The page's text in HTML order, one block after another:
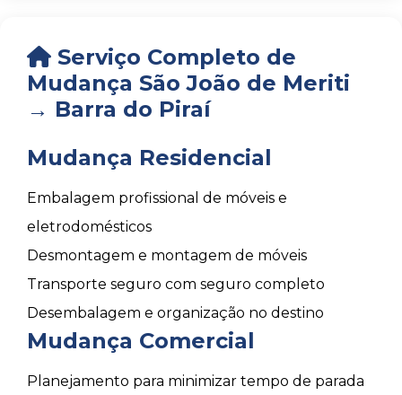
Serviço Completo de
Mudança São João de Meriti
→ Barra do Piraí
Mudança Residencial
Embalagem profissional de móveis e
eletrodomésticos
Desmontagem e montagem de móveis
Transporte seguro com seguro completo
Desembalagem e organização no destino
Mudança Comercial
Planejamento para minimizar tempo de parada